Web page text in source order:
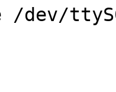
/dev/